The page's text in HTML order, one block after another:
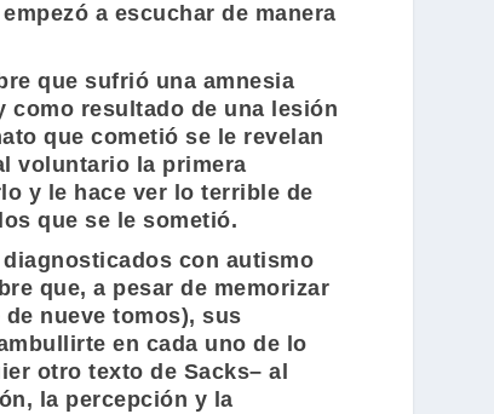
a escuchar de manera
que sufrió una amnesia
como resultado de una lesión
que cometió se le revelan
voluntario la primera
y le hace ver lo terrible de
que se le sometió.
con autismo
que, a pesar de memorizar
de nueve tomos), sus
en cada uno de lo
otro texto de Sacks– al
la percepción y la